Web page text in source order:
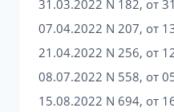
31.03.2022 N 182, от
07.04.2022 N 207, от
21.04.2022 N 256, от
08.07.2022 N 558, от
15.08.2022 N 694, от